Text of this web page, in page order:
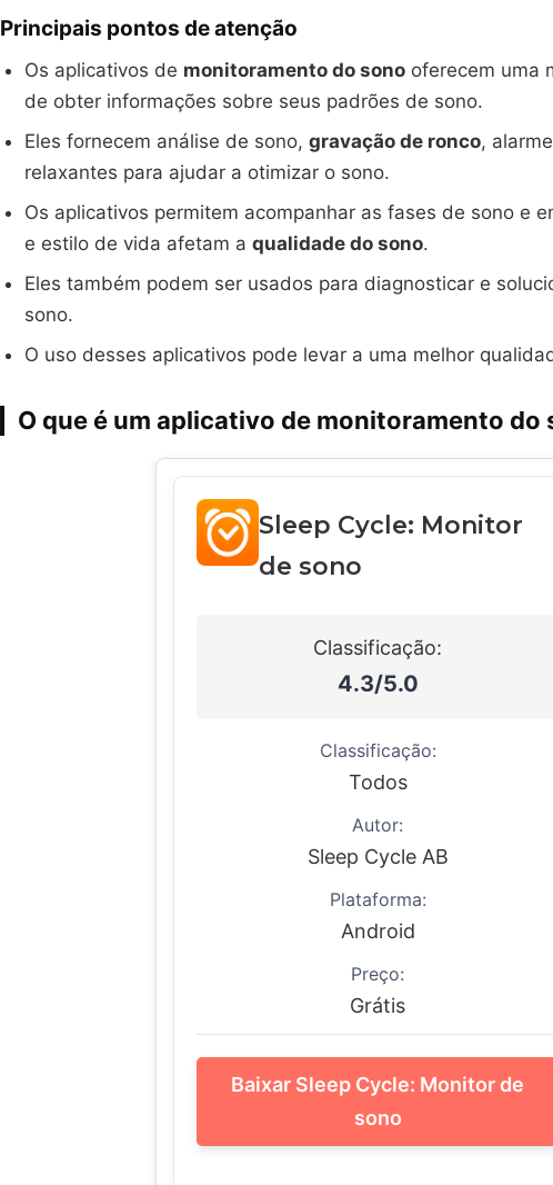
Principais pontos de atenção
Os aplicativos de monitoramento do sono oferecem uma
de obter informações sobre seus padrões de sono.
Eles fornecem análise de sono, gravação de ronco,
relaxantes para ajudar a otimizar o sono.
Os aplicativos permitem acompanhar as fases de sono e
e estilo de vida afetam a qualidade do sono.
Eles também podem ser usados para diagnosticar e
sono.
O uso desses aplicativos pode levar a uma melhor
O que é um aplicativo de monitoramento do
Sleep Cycle: Monitor
de sono
Classificação:
4.3/5.0
Classificação:
Todos
Autor:
Sleep Cycle AB
Plataforma:
Android
Preço:
Grátis
Baixar Sleep Cycle: Monitor de
sono